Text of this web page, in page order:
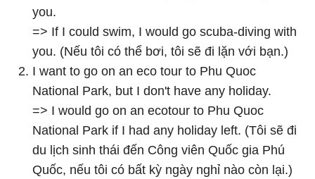
you.
=> If I could swim, I would go scuba-diving with
you. (Nếu tôi có thể bơi, tôi sẽ đi lặn với bạn.)
I want to go on an eco tour to Phu Quoc
National Park, but I don't have any holiday.
=> I would go on an ecotour to Phu Quoc
National Park if I had any holiday left. (Tôi sẽ đi
du lịch sinh thái đến Công viên Quốc gia Phú
Quốc, nếu tôi có bất kỳ ngày nghỉ nào còn lại.)